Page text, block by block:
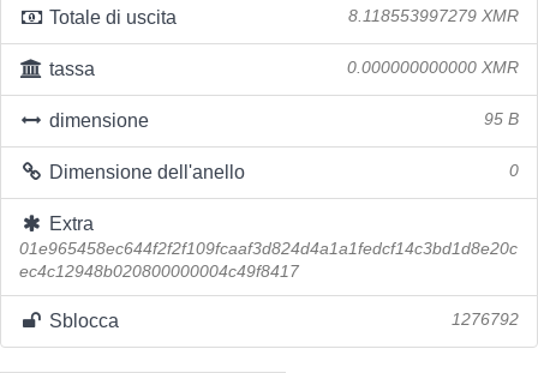
Totale di uscita 8.118553997279 XMR
tassa 0.000000000000 XMR
dimensione 95 B
Dimensione dell'anello 0
Extra
01e965458ec644f2f2f109fcaaf3d824d4a1a1fedcf14c3bd1d8e20c
ec4c12948b020800000004c49f8417
Sblocca 1276792